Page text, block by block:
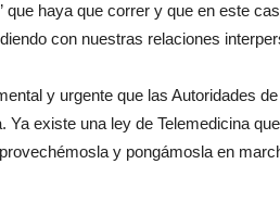
que haya que correr y que en este
con nuestras relaciones
y urgente que las Autoridades
Ya existe una ley de Telemedicina
y pongámosla en